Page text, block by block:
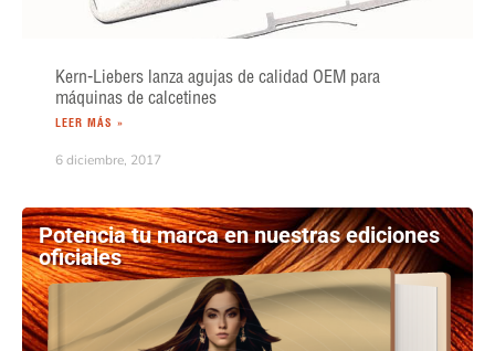
Kern-Liebers lanza agujas de calidad OEM para
máquinas de calcetines
LEER MÁS »
6 diciembre, 2017
Potencia tu marca en nuestras ediciones
oficiales